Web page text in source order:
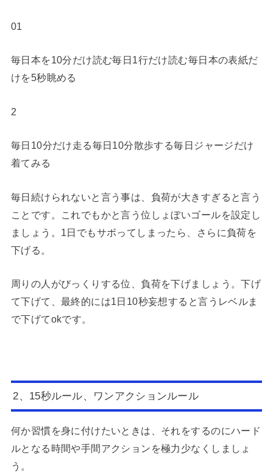
01
毎日本を10分だけ読む毎日1行だけ読む毎日本の表紙だ
けを5秒眺める
2
毎日10分だけ走る毎日10分散歩する毎日ジャージだけ
着てみる
毎日続けられないと言う事は、負荷が大きすぎると言う
ことです。これでもかと言う位しょぼいゴールを設定し
ましょう。1日でもサボってしまったら、さらに負荷を
下げる。
周りの人がびっくりする位、負荷を下げましょう。下げ
て下げて、最終的には1日10秒妄想すると言うレベルま
で下げてokです。
2、15秒ルール、ワンアクションルール
何か習慣を身に付けたいときは、それをするのにハード
ルとなる時間や手間アクションを極力少なくしましょ
う。